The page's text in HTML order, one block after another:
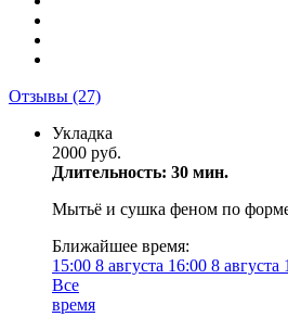
Отзывы (27)
Укладка
2000 руб.
Длительность: 30 мин.
Мытьё и сушка феном по
Ближайшее время:
15:00 8 августа 16:00 8 августа
Все
время